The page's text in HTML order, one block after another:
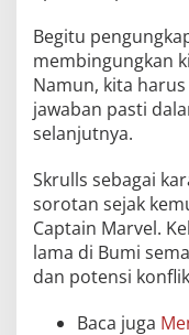
Begitu
membingungkan
Namun, kita
jawaban pasti
selanjutnya.
Skrulls sebagai
sorotan sejak
Captain Marvel.
lama di Bumi
dan potensi
Baca juga